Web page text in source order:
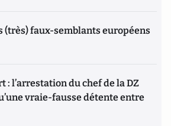
(très) faux-semblants européens
: l’arrestation du chef de la DZ
vraie-fausse détente entre